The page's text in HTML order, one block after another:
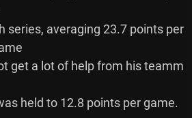
series, averaging 23.7 points per
get a lot of help from his teamm
held to 12.8 points per game.